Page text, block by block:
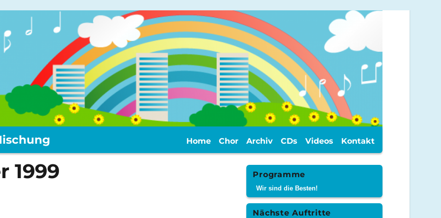
Home Chor Archiv CDs Videos Kontakt
1999 Programme
Wir sind die Besten!
Nächste Auftritte